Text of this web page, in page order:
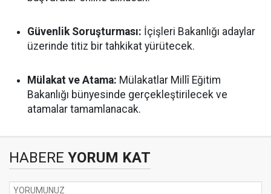
Güvenlik Soruşturması: İçişleri Bakanlığı adaylar
üzerinde titiz bir tahkikat yürütecek.
Mülakat ve Atama: Mülakatlar Millî Eğitim
Bakanlığı bünyesinde gerçekleştirilecek ve
atamalar tamamlanacak.
HABERE YORUM KAT